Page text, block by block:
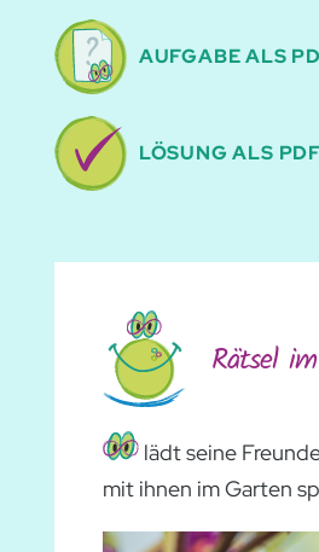
AUFGABE ALS
LÖSUNG ALS PDF
Rätsel
lädt seine
mit ihnen im Garten